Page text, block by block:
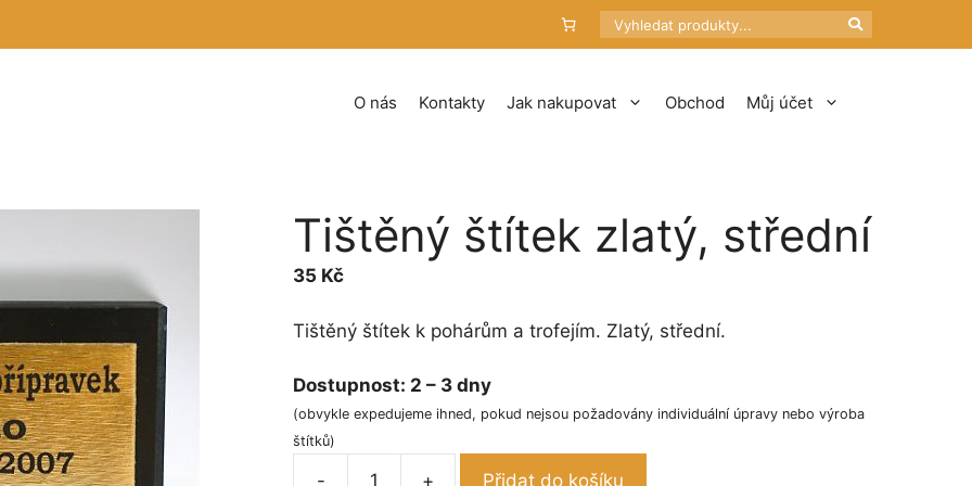
Hledat
O nás Kontakty Jak nakupovat Obchod Můj účet
Tištěný štítek zlatý, střední
35 Kč
Tištěný štítek k pohárům a trofejím. Zlatý, střední.
Dostupnost: 2 – 3 dny
(obvykle expedujeme ihned, pokud nejsou požadovány individuální úpravy nebo výroba
štítků)
- + Přidat do košíku